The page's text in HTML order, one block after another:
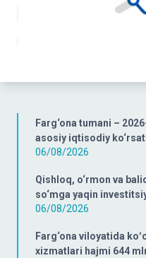
Farg‘ona tumani –
asosiy iqtisodiy
06/08/2026
Qishloq, o‘rmon va
so‘mga yaqin
06/08/2026
Farg‘ona viloyatida
xizmatlari hajmi 644